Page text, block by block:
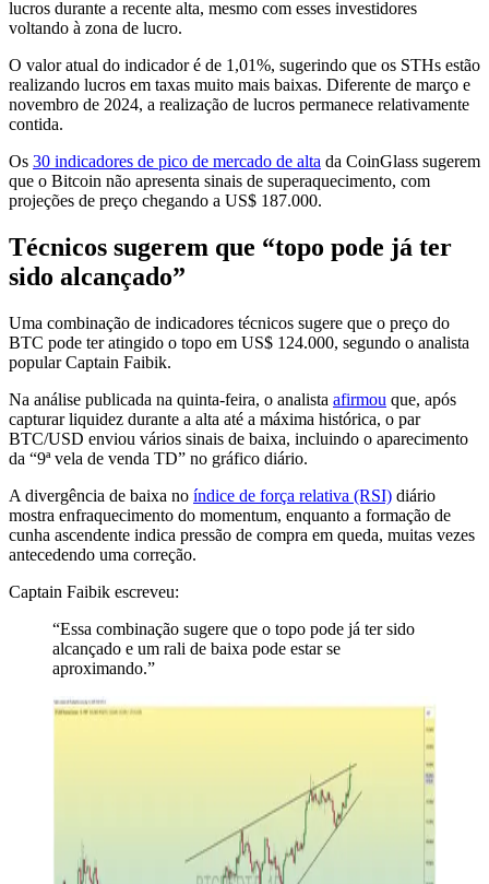
lucros durante a recente alta, mesmo com esses investidores
voltando à zona de lucro.
O valor atual do indicador é de 1,01%, sugerindo que os STHs estão
realizando lucros em taxas muito mais baixas. Diferente de março e
novembro de 2024, a realização de lucros permanece relativamente
contida.
Os 30 indicadores de pico de mercado de alta da CoinGlass sugerem
que o Bitcoin não apresenta sinais de superaquecimento, com
projeções de preço chegando a US$ 187.000.
Técnicos sugerem que “topo pode já ter
sido alcançado”
Uma combinação de indicadores técnicos sugere que o preço do
BTC pode ter atingido o topo em US$ 124.000, segundo o analista
popular Captain Faibik.
Na análise publicada na quinta-feira, o analista afirmou que, após
capturar liquidez durante a alta até a máxima histórica, o par
BTC/USD enviou vários sinais de baixa, incluindo o aparecimento
da “9ª vela de venda TD” no gráfico diário.
A divergência de baixa no índice de força relativa (RSI) diário
mostra enfraquecimento do momentum, enquanto a formação de
cunha ascendente indica pressão de compra em queda, muitas vezes
antecedendo uma correção.
Captain Faibik escreveu:
“Essa combinação sugere que o topo pode já ter sido
alcançado e um rali de baixa pode estar se
aproximando.”